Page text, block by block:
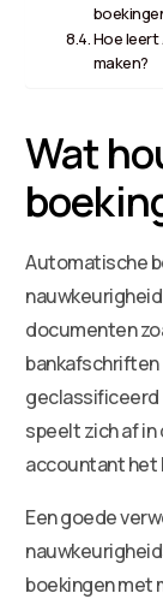
Hoe
maken?
Wat
Automatische
documenten
geclassificeerd
speelt zich af
accountant
Een goede
boekingen met